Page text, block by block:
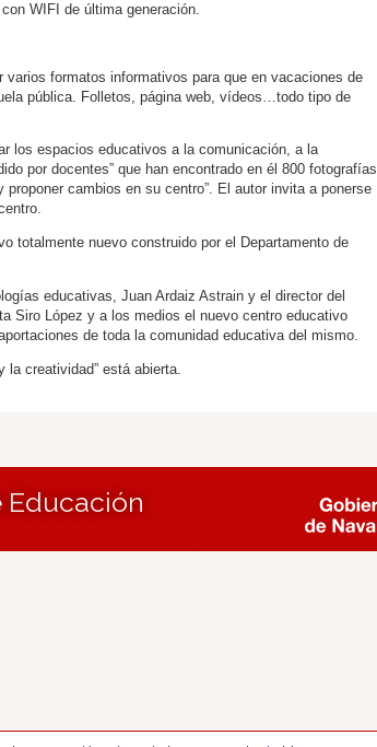
WIFI de última generación.
formatos informativos para que en vacaciones de
pública. Folletos, página web, vídeos…todo tipo de
los espacios educativos a la comunicación, a la
por docentes” que han encontrado en él 800 fotografías
cambios en su centro”. El autor invita a ponerse
totalmente nuevo construido por el Departamento de
educativas, Juan Ardaiz Astrain y el director del
Siro López y a los medios el nuevo centro educativo
de toda la comunidad educativa del mismo.
la creatividad” está abierta.